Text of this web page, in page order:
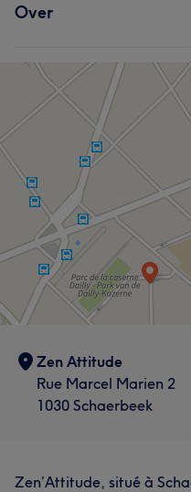
Over
Zen Attitude
Rue Marcel Marien 2
1030 Schaerbeek
Zen’Attitude, situé à